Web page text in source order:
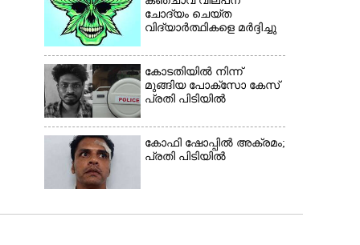
പിടിയിൽ
ചോദ്യം ചെയ്ത
വിദ്യാർത്ഥികളെ മർദ്ദിച്ചു
കോടതിയിൽ നിന്ന്
മുങ്ങിയ പോക്സോ കേസ്
പ്രതി പിടിയിൽ
കോഫി ഷോപ്പിൽ അക്രമം;
പ്രതി പിടിയിൽ